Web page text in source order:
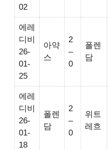
02
에레
디비
26-
01-
25
아약
스
2
–
0
폴렌
담
에레
디비
26-
01-
18
폴렌
담
2
–
0
위트
레흐